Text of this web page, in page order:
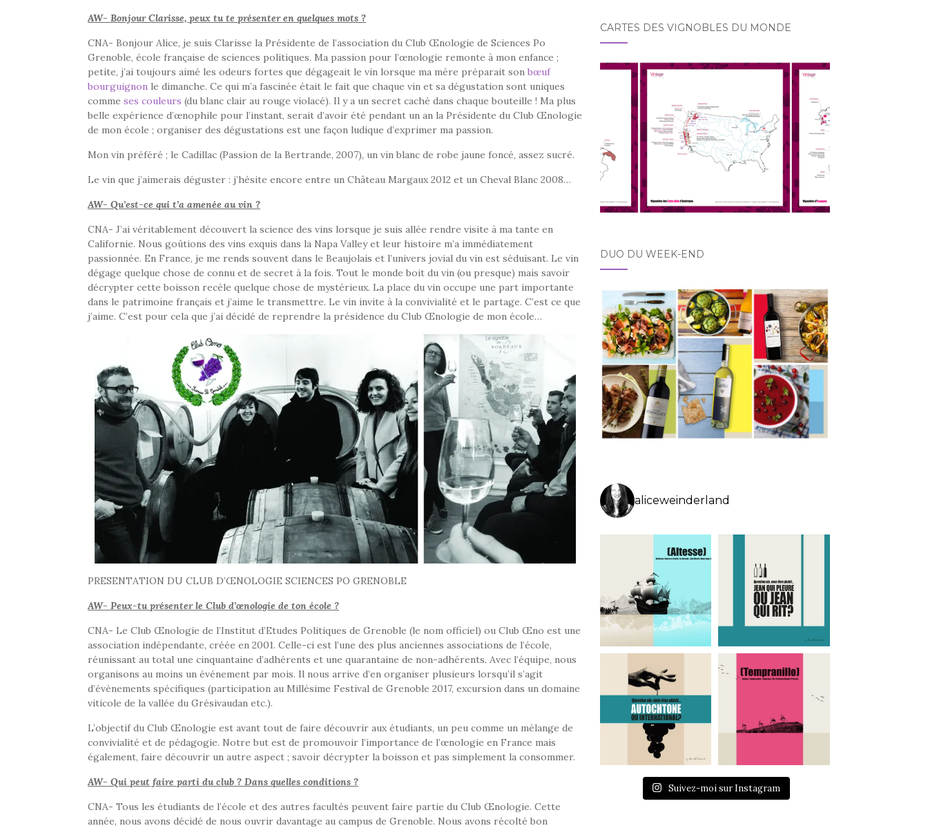
AW- Bonjour Clarisse, peux tu te présenter en quelques mots ?
CNA- Bonjour Alice, je suis Clarisse la Présidente de l’association du Club Œnologie de Sciences Po
Grenoble, école française de sciences politiques. Ma passion pour l’œnologie remonte à mon enfance ;
petite, j’ai toujours aimé les odeurs fortes que dégageait le vin lorsque ma mère préparait son bœuf
bourguignon le dimanche. Ce qui m’a fascinée était le fait que chaque vin et sa dégustation sont uniques
comme ses couleurs (du blanc clair au rouge violacé). Il y a un secret caché dans chaque bouteille ! Ma plus
belle expérience d’œnophile pour l’instant, serait d’avoir été pendant un an la Présidente du Club Œnologie
de mon école ; organiser des dégustations est une façon ludique d’exprimer ma passion.
Mon vin préféré ; le Cadillac (Passion de la Bertrande, 2007), un vin blanc de robe jaune foncé, assez sucré.
Le vin que j’aimerais déguster : j’hésite encore entre un Château Margaux 2012 et un Cheval Blanc 2008…
AW- Qu’est-ce qui t’a amenée au vin ?
CNA- J’ai véritablement découvert la science des vins lorsque je suis allée rendre visite à ma tante en
Californie. Nous goûtions des vins exquis dans la Napa Valley et leur histoire m’a immédiatement
passionnée. En France, je me rends souvent dans le Beaujolais et l’univers jovial du vin est séduisant. Le vin
dégage quelque chose de connu et de secret à la fois. Tout le monde boit du vin (ou presque) mais savoir
décrypter cette boisson recèle quelque chose de mystérieux. La place du vin occupe une part importante
dans le patrimoine français et j’aime le transmettre. Le vin invite à la convivialité et le partage. C’est ce que
j’aime. C’est pour cela que j’ai décidé de reprendre la présidence du Club Œnologie de mon école…
PRESENTATION DU CLUB D’ŒNOLOGIE SCIENCES PO GRENOBLE
AW- Peux-tu présenter le Club d’œnologie de ton école ?
CNA- Le Club Œnologie de l’Institut d’Etudes Politiques de Grenoble (le nom officiel) ou Club Œno est une
association indépendante, créée en 2001. Celle-ci est l’une des plus anciennes associations de l’école,
réunissant au total une cinquantaine d’adhérents et une quarantaine de non-adhérents. Avec l’équipe, nous
organisons au moins un événement par mois. Il nous arrive d’en organiser plusieurs lorsqu’il s’agit
d’évènements spécifiques (participation au Millésime Festival de Grenoble 2017, excursion dans un domaine
viticole de la vallée du Grésivaudan etc.).
L’objectif du Club Œnologie est avant tout de faire découvrir aux étudiants, un peu comme un mélange de
convivialité et de pédagogie. Notre but est de promouvoir l’importance de l’œnologie en France mais
également, faire découvrir un autre aspect ; savoir décrypter la boisson et pas simplement la consommer.
AW- Qui peut faire parti du club ? Dans quelles conditions ?
CNA- Tous les étudiants de l’école et des autres facultés peuvent faire partie du Club Œnologie. Cette
année, nous avons décidé de nous ouvrir davantage au campus de Grenoble. Nous avons récolté bon
CARTES DES VIGNOBLES DU MONDE
DUO DU WEEK-END
aliceweinderland
Suivez-moi sur Instagram